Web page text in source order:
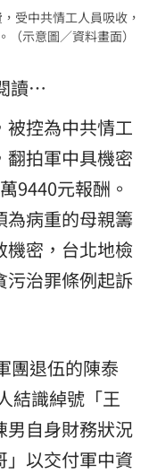
受中共情工人員吸收，
示意圖／資料畫面）
讀…
被控為中共情工
翻拍軍中具機密
9440元報酬。
為病重的母親籌
機密，台北地檢
污治罪條例起訴
團退伍的陳泰
結識綽號「王
男自身財務狀況
」以交付軍中資